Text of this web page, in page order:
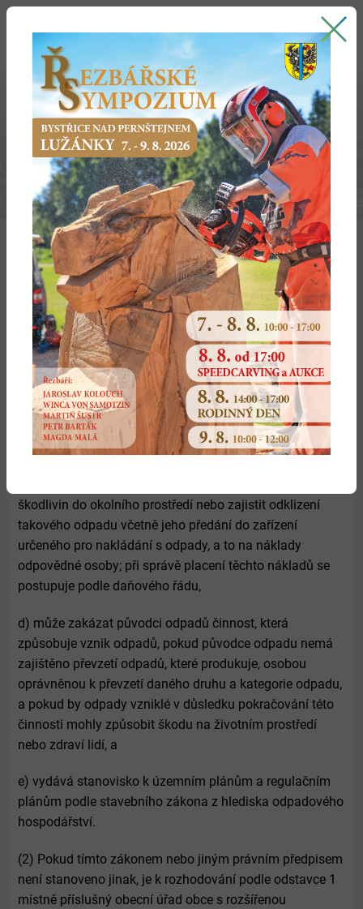
ÚSEK NAKLÁDÁNÍ S ODPADY
Zákon č. 541/2020 Sb., zákon o odpadech
§ 146
Obecní úřad obce s rozšířenou působností
(1) Obecní úřad obce s rozšířenou působností
a) vede a zpracovává evidenci jím vydaných souhlasů a
dalších rozhodnutí podle tohoto zákona,
b) kontroluje, jak jsou dodržována ustanovení právních
předpisů a rozhodnutí správních orgánů ve všech
oblastech působnosti tohoto zákona, s výjimkou oblastí,
v nichž je podle § 147 odst. 1 písm. a) ke kontrole
příslušný obecní úřad, a zda pověřené osoby dodržují
stanovený způsob hodnocení nebezpečných vlastností
odpadů,
škodlivin do okolního prostředí nebo zajistit odklizení
takového odpadu včetně jeho předání do zařízení
určeného pro nakládání s odpady, a to na náklady
odpovědné osoby; při správě placení těchto nákladů se
postupuje podle daňového řádu,
d) může zakázat původci odpadů činnost, která
způsobuje vznik odpadů, pokud původce odpadu nemá
zajištěno převzetí odpadů, které produkuje, osobou
oprávněnou k převzetí daného druhu a kategorie odpadu,
a pokud by odpady vzniklé v důsledku pokračování této
činnosti mohly způsobit škodu na životním prostředí
nebo zdraví lidí, a
e) vydává stanovisko k územním plánům a regulačním
plánům podle stavebního zákona z hlediska odpadového
hospodářství.
(2) Pokud tímto zákonem nebo jiným právním předpisem
není stanoveno jinak, je k rozhodování podle odstavce 1
místně příslušný obecní úřad obce s rozšířenou